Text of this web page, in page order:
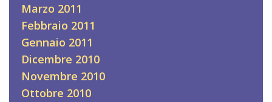
Marzo 2011
Febbraio 2011
Gennaio 2011
Dicembre 2010
Novembre 2010
Ottobre 2010